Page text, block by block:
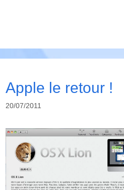
Apple le retour !
20/07/2011